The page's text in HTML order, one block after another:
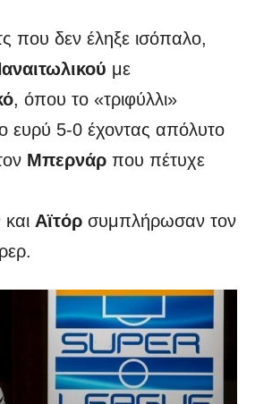
που δεν έληξε ισόπαλο,
με
, όπου το «τριφύλλι»
ευρύ 5-0 έχοντας απόλυτο
Μπερνάρ που πέτυχε
και Αϊτόρ συμπλήρωσαν τον